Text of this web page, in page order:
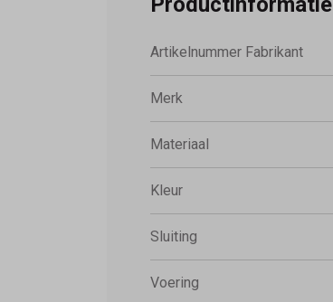
Artikelnummer Fabrikant
Merk
Materiaal
Kleur
Sluiting
Voering